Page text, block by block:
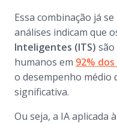
Essa combinação já
análises indicam que
Inteligentes (ITS) são
humanos em 92%
o desempenho médio
significativa.
Ou seja, a IA aplicada